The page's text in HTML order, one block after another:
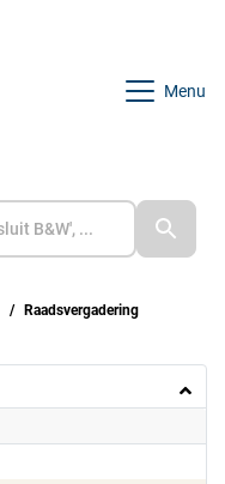
Menu
Raadsvergadering